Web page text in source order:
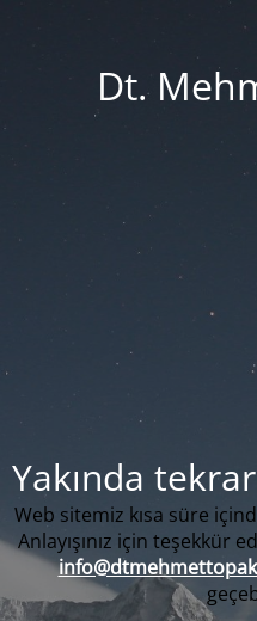
Dt.
Yakında
Web sitemiz kısa süre
Anlayışınız için teşekkür